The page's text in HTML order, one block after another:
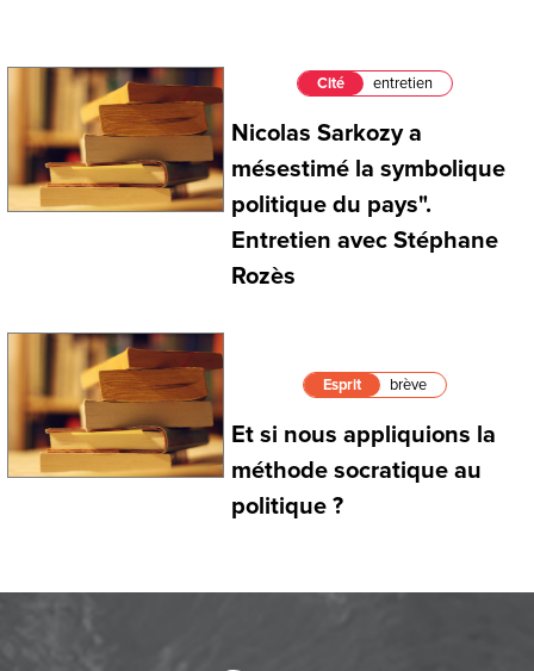
Cité entretien
Nicolas Sarkozy a
mésestimé la symbolique
politique du pays".
Entretien avec Stéphane
Rozès
Esprit brève
Et si nous appliquions la
méthode socratique au
politique ?